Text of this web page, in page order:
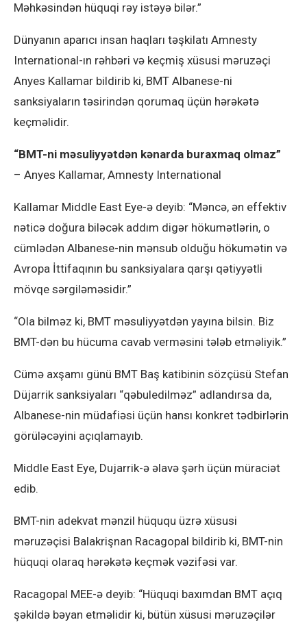
Məhkəsindən hüquqi rəy istəyə bilər.”
Dünyanın aparıcı insan haqları təşkilatı Amnesty
International-ın rəhbəri və keçmiş xüsusi məruzəçi
Anyes Kallamar bildirib ki, BMT Albanese-ni
sanksiyaların təsirindən qorumaq üçün hərəkətə
keçməlidir.
“BMT-ni məsuliyyətdən kənarda buraxmaq olmaz”
– Anyes Kallamar, Amnesty International
Kallamar Middle East Eye-ə deyib: “Məncə, ən effektiv
nəticə doğura biləcək addım digər hökumətlərin, o
cümlədən Albanese-nin mənsub olduğu hökumətin və
Avropa İttifaqının bu sanksiyalara qarşı qətiyyətli
mövqe sərgiləməsidir.”
“Ola bilməz ki, BMT məsuliyyətdən yayına bilsin. Biz
BMT-dən bu hücuma cavab verməsini tələb etməliyik.”
Cümə axşamı günü BMT Baş katibinin sözçüsü Stefan
Düjarrik sanksiyaları “qəbuledilməz” adlandırsa da,
Albanese-nin müdafiəsi üçün hansı konkret tədbirlərin
görüləcəyini açıqlamayıb.
Middle East Eye, Dujarrik-ə əlavə şərh üçün müraciət
edib.
BMT-nin adekvat mənzil hüququ üzrə xüsusi
məruzəçisi Balakrişnan Racagopal bildirib ki, BMT-nin
hüquqi olaraq hərəkətə keçmək vəzifəsi var.
Racagopal MEE-ə deyib: “Hüquqi baxımdan BMT açıq
şəkildə bəyan etməlidir ki, bütün xüsusi məruzəçilər